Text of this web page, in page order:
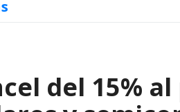
del 15%